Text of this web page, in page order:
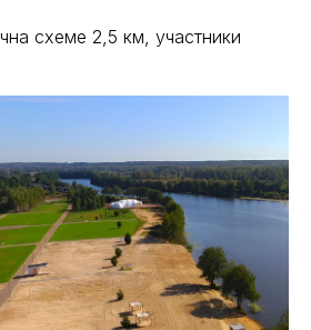
схеме 2,5 км, участники